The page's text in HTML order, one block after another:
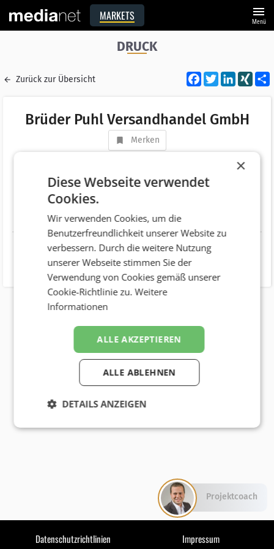
MARKETS menu
Menü
DRUCK
Zurück zur Übersicht Facebook
Twitter XING
Brüder Puhl Versandhandel GmbH
Merken
AT 3100 St.Pölten
Telefonnummer +43 (2742) 895-0
Website http://www.druckmaus.at
Datenschutzrichtlinien Impressum
×
Diese Webseite verwendet
Cookies.
Wir verwenden Cookies, um die
Benutzerfreundlichkeit unserer Website zu
verbessern. Durch die weitere Nutzung
unserer Webseite stimmen Sie der
Verwendung von Cookies gemäß unserer
Cookie-Richtlinie zu.Weitere
Informationen
ALLE AKZEPTIEREN
ALLE ABLEHNEN
DETAILS ANZEIGEN
Projektcoach